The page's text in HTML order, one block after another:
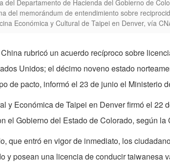
del Departamento de Hacienda del Gobierno de
del memorándum de entendimiento sobre
Económica y Cultural de Taipei en Denver, vía
rubricó un acuerdo recíproco sobre
Unidos; el décimo noveno estado
de pacto, informó el 23 de junio el Ministerio
y Económica de Taipei en Denver firmó el 22
el Gobierno del Estado de Colorado, según la
que entró en vigor de inmediato, los
y posean una licencia de conducir taiwanesa